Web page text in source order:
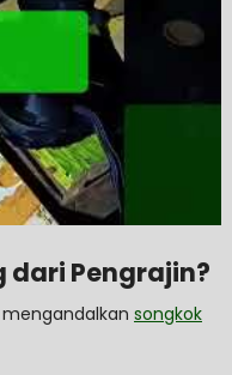
dari Pengrajin?
mengandalkan songkok